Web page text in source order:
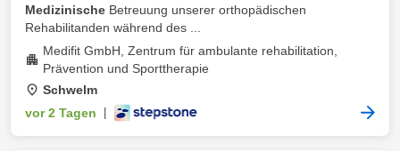
Medizinische Betreuung unserer orthopädischen
Rehabilitanden während des ...
Medifit GmbH, Zentrum für ambulante rehabilitation,
Prävention und Sporttherapie
Schwelm
vor 2 Tagen